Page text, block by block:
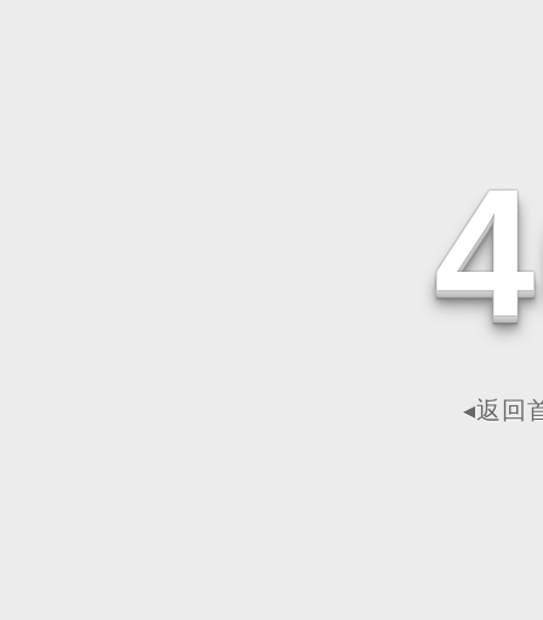
4
◂返回